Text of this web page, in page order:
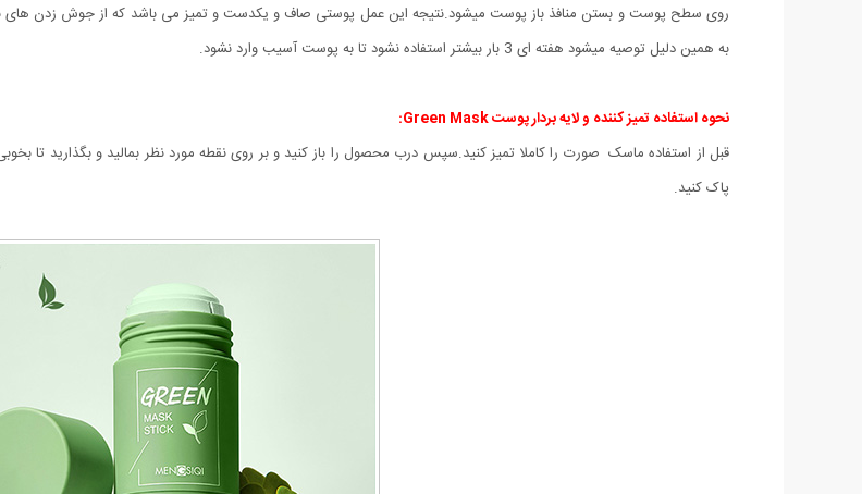
روی سطح پوست و بستن منافذ باز پوست میشود.نتیجه این عمل پوستی صاف و یکدست و تمیز می باشد که از جوش زدن
به همین دلیل توصیه میشود هفته ای 3 بار بیشتر استفاده نشود تا به پوست آسیب وارد نشود.
نحوه استفاده تمیز کننده و لایه بردار پوست Green Mask:
قبل از استفاده ماسک صورت را کاملا تمیز کنید.سپس درب محصول را باز کنید و بر روی نقطه مورد نظر بمالید و بگذارید
پاک کنید.